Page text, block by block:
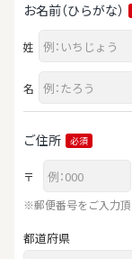
お名前（ひらがな）
姓
名
ご住所 必須
〒
※郵便番号をご入力頂
都道府県